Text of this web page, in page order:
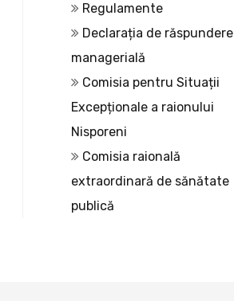
Regulamente
Declarația de răspundere
managerială
Comisia pentru Situații
Excepționale a raionului
Nisporeni
Comisia raională
extraordinară de sănătate
publică